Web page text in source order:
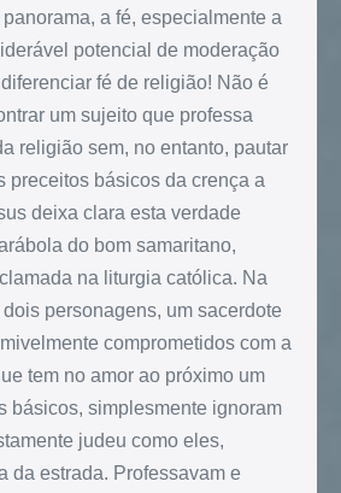
a fé, especialmente a
potencial de moderação
fé de religião! Não é
um sujeito que professa
religião sem, no entanto, pautar
preceitos básicos da crença a
deixa clara esta verdade
do bom samaritano,
na liturgia católica. Na
personagens, um sacerdote
comprometidos com a
tem no amor ao próximo um
básicos, simplesmente ignoram
judeu como eles,
da estrada. Professavam e